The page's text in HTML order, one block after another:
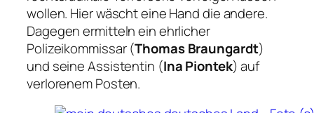
wollen. Hier wäscht eine Hand die andere.
Dagegen ermitteln ein ehrlicher
Polizeikommissar (Thomas Braungardt)
und seine Assistentin (Ina Piontek) auf
verlorenem Posten.